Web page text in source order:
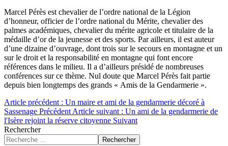
Marcel Pérès est chevalier de l’ordre national de la Légion
d’honneur, officier de l’ordre national du Mérite, chevalier des
palmes académiques, chevalier du mérite agricole et titulaire de la
médaille d’or de la jeunesse et des sports. Par ailleurs, il est auteur
d’une dizaine d’ouvrage, dont trois sur le secours en montagne et un
sur le droit et la responsabilité en montagne qui font encore
références dans le milieu. Il a d’ailleurs présidé de nombreuses
conférences sur ce thème. Nul doute que Marcel Pérès fait partie
depuis bien longtemps des grands « Amis de la Gendarmerie ».
Article précédent : Un maire et ami de la gendarmerie décoré à
Sassenage Précédent Article suivant : Un ami de la gendarmerie de
l'Isère rejoint la réserve citoyenne Suivant
Rechercher
Rechercher